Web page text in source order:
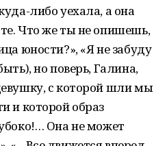
либо уехала, а она
Что же ты не опишешь,
юности?», «Я не забуду
но поверь, Галина,
с которой шли мы
и которой образ
Она не может